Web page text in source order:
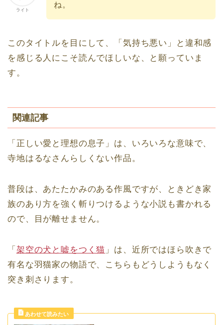
ライト
ね。
このタイトルを目にして、「気持ち悪い」と違和感
を感じる人にこそ読んでほしいな、と願っていま
す。
関連記事
「正しい愛と理想の息子」は、いろいろな意味で、
寺地はるなさんらしくない作品。
普段は、あたたかみのある作風ですが、ときどき家
族のあり方を強く斬りつけるような小説も書かれる
ので、目が離せません。
「 架空の犬と嘘をつく猫 」は、近所ではほら吹きで
有名な羽猫家の物語で、こちらもどうしようもなく
突き刺さります。